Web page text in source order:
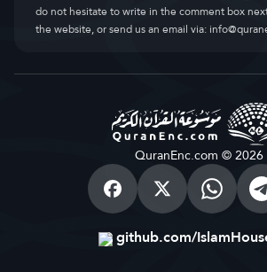
do not hesitate to write in the comment box
the website, or send us an email via:
QuranEnc.com © 2026
github.com/